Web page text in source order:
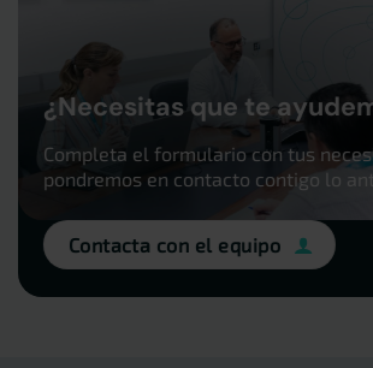
¿Necesitas que te
Completa el formulario con tus
pondremos en contacto contigo lo
Contacta con el equipo